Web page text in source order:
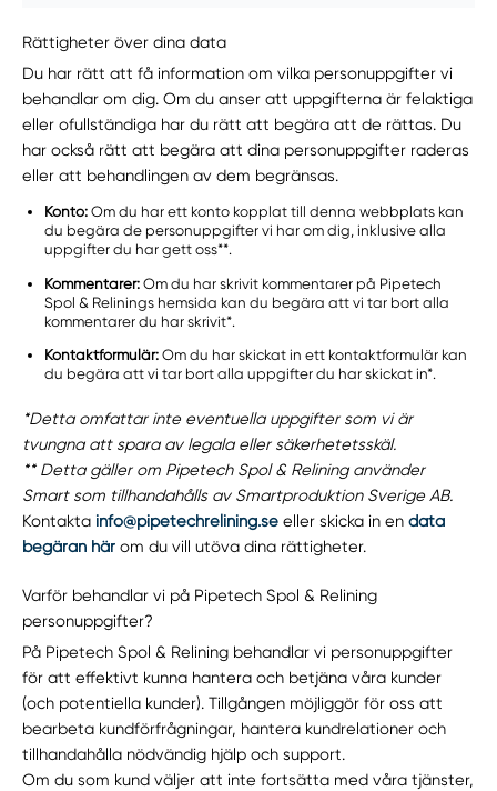
Rättigheter över dina data
Du har rätt att få information om vilka personuppgifter vi
behandlar om dig. Om du anser att uppgifterna är felaktiga
eller ofullständiga har du rätt att begära att de rättas. Du
har också rätt att begära att dina personuppgifter raderas
eller att behandlingen av dem begränsas.
Konto:Om du har ett konto kopplat till denna webbplats kan
du begära de personuppgifter vi har om dig, inklusive alla
uppgifter du har gett oss**.
Kommentarer:Om du har skrivit kommentarer på Pipetech
Spol & Relinings hemsida kan du begära att vi tar bort alla
kommentarer du har skrivit*.
Kontaktformulär:Om du har skickat in ett kontaktformulär kan
du begära att vi tar bort alla uppgifter du har skickat in*.
*Detta omfattar inte eventuella uppgifter som vi är
tvungna att spara av legala eller säkerhetetsskäl.
** Detta gäller om Pipetech Spol & Relining använder
Smart som tillhandahålls av Smartproduktion Sverige AB.
Kontakta info@pipetechrelining.se eller skicka in endata
begäran här om du vill utöva dina rättigheter.
Varför behandlar vi på Pipetech Spol & Relining
personuppgifter?
På Pipetech Spol & Relining behandlar vi personuppgifter
för att effektivt kunna hantera och betjäna våra kunder
(och potentiella kunder). Tillgången möjliggör för oss att
bearbeta kundförfrågningar, hantera kundrelationer och
tillhandahålla nödvändig hjälp och support.
Om du som kund väljer att inte fortsätta med våra tjänster,